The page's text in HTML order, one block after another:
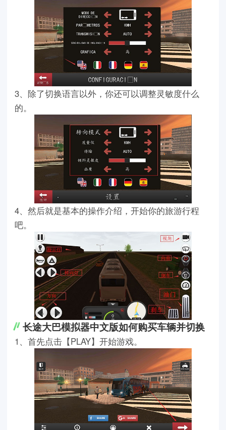
3、除了切换语言以外，你还可以调整灵敏度什么
的。
4、然后就是基本的操作介绍，开始你的旅游行程
吧。
长途大巴模拟器中文版如何购买车辆并切换
1、首先点击【PLAY】开始游戏。